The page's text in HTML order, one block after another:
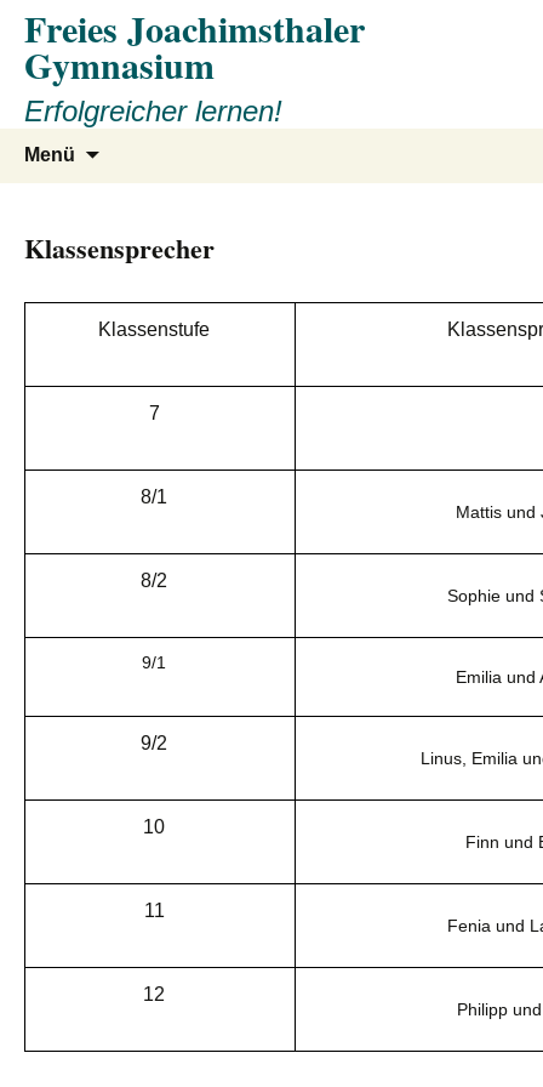
Freies Joachimsthaler
Gymnasium
Erfolgreicher lernen!
Menü
Klassensprecher
Klassenstufe
7
8/1
Mattis und
8/2
Sophie und
9/1
Emilia und
9/2
Linus, Emilia
10
Finn und
11
Fenia und
12
Philipp